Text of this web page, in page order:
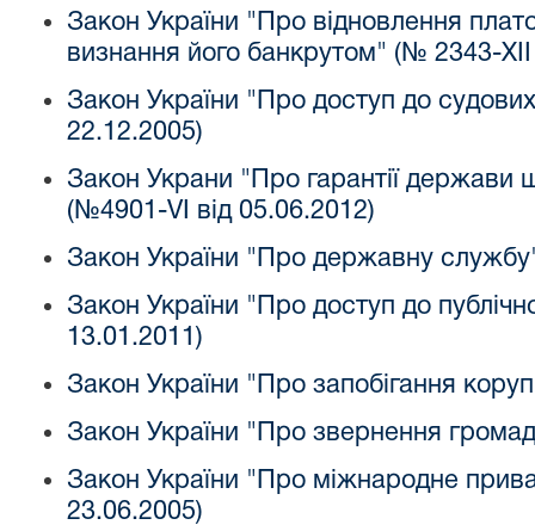
Закон України "Про відновлення
визнання його банкрутом" (№ 2343-XII
Закон України "Про доступ до
22.12.2005)
Закон Украни "Про гарантії держави
(№4901-VI від 05.06.2012)
Закон України "Про державну
Закон України "Про доступ до
13.01.2011)
Закон України "Про запобігання
Закон України "Про звернення
Закон України "Про міжнародне
23.06.2005)